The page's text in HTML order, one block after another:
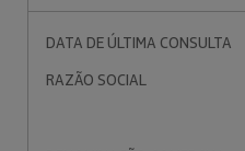
DATA DE ÚLTIMA CONSULTA
RAZÃO SOCIAL